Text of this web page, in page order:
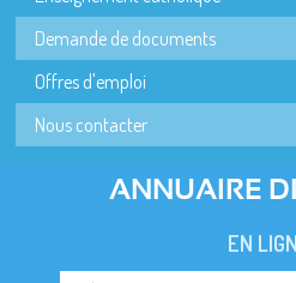
Demande de documents
Offres d'emploi
Nous contacter
ANNUAIRE
EN